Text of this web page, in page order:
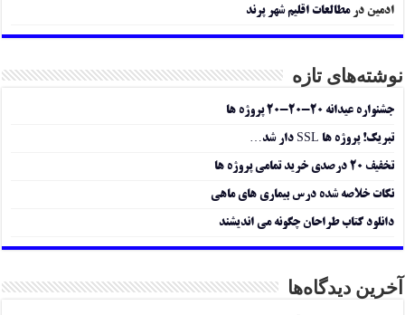
ادمین درمطالعات اقلیم شهر پرند
نوشته‌های تازه
جشنواره عیدانه ۲۰-۲۰-۲۰ پروژه ها
تبریک! پروژه ها SSL دار شد…
تخفیف ۲۰ درصدی خرید تمامی پروژه ها
نکات خلاصه شده درس بیماری های ماهی
دانلود کتاب طراحان چگونه می اندیشند
آخرین دیدگاه‌ها